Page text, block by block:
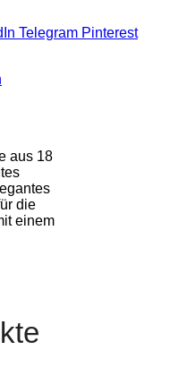
Telegram Pinterest
aus 18
die
einem